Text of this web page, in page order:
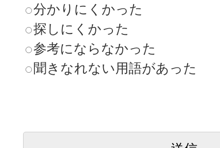
分かりにくかった
探しにくかった
参考にならなかった
聞きなれない用語があった